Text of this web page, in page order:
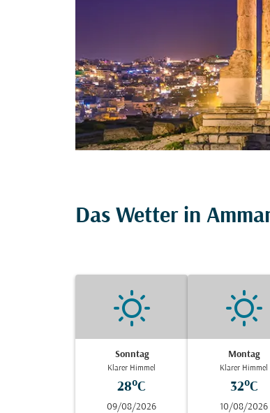
Das Wetter in
Sonntag
Klarer Himmel
28°C
09/08/2026
Montag
Klarer Himmel
32°C
10/08/2026